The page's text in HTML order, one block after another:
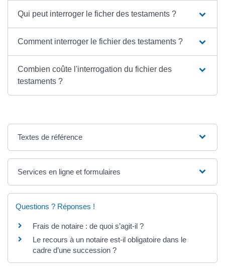
Qui peut interroger le ficher des testaments ?
Comment interroger le fichier des testaments ?
Combien coûte l'interrogation du fichier des
testaments ?
Textes de référence
Services en ligne et formulaires
Questions ? Réponses !
Frais de notaire : de quoi s’agit-il ?
Le recours à un notaire est-il obligatoire dans le
cadre d’une succession ?